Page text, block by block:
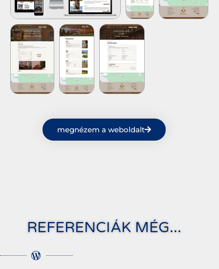
megnézem a weboldalt
REFERENCIÁK MÉG...